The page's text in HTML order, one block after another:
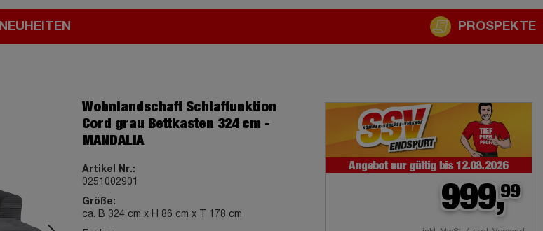
NEUHEITEN PROSPEKTE
Wohnlandschaft Schlaffunktion
Cord grau Bettkasten 324 cm -
MANDALIA
Artikel Nr.:
0251002901
Größe:
ca. B 324 cm x H 86 cm x T 178 cm
999,99